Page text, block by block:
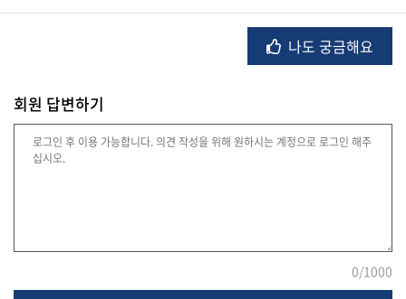
머
나도 궁금해요
회원 답변하기
0/1000